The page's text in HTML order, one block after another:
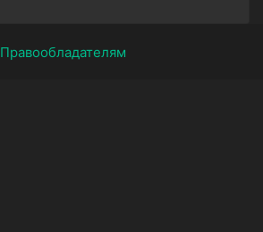
Правообладателям